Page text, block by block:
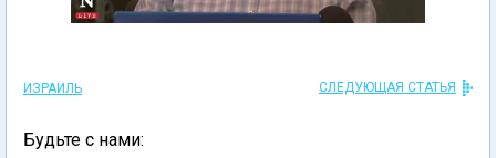
ИЗРАИЛЬ СЛЕДУЮЩАЯ СТАТЬЯ
Будьте с нами: